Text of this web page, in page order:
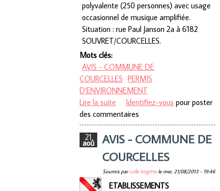
polyvalente (250 personnes) avec usage
occasionnel de musique amplifiée.
Situation : rue Paul Janson 2a à 6182
SOUVRET/COURCELLES.
Mots clés:
AVIS - COMMUNE DE
COURCELLES PERMIS
D’ENVIRONNEMENT
Lire la suite de AVIS - COMMUNE DE
COURCELLES
Identifiez-vous pour poster
des commentaires
21
aoû
AVIS - COMMUNE DE
COURCELLES
Soumis parcolle brigittele mer, 21/08/2013 - 19:46
ETABLISSEMENTS